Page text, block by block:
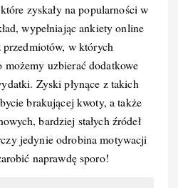
zyskały na popularności w
wypełniając ankiety online
w których
możemy uzbierać dodatkowe
Zyski płynące z takich
brakującej kwoty, a także
bardziej stałych źródeł
jedynie odrobina motywacji
naprawdę sporo!